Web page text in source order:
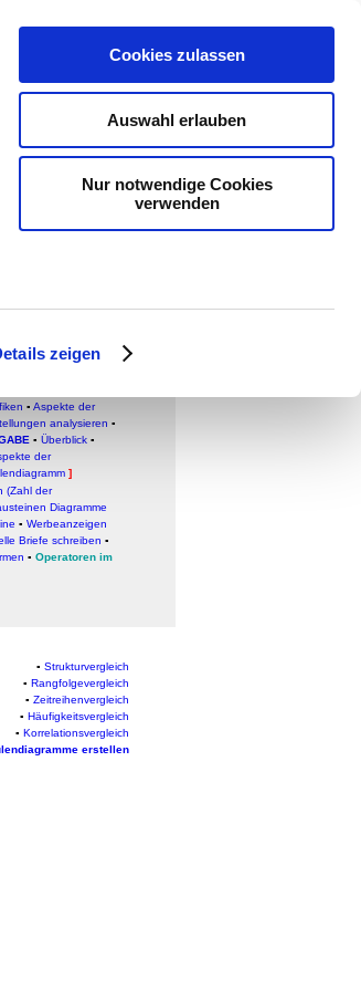
zeigen
Cookies zulassen
Auswahl erlauben
Nur notwendige Cookies
verwenden
▪ Aspekte der
analysieren ▪
▪ Überblick ▪
der
]
(Zahl der
Diagramme
▪ Werbeanzeigen
Briefe schreiben ▪
▪ Operatoren im
▪ Strukturvergleich
▪ Rangfolgevergleich
▪ Zeitreihenvergleich
▪ Häufigkeitsvergleich
▪ Korrelationsvergleich
erstellen